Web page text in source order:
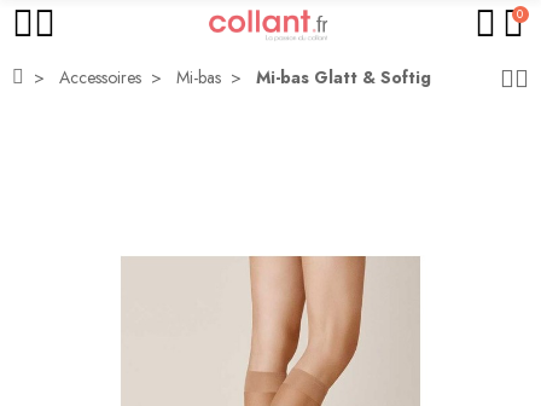
0
Accessoires Mi-bas Mi-bas Glatt & Softig